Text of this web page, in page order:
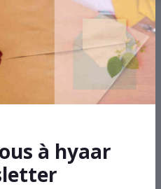
Products
moulant à manches longues
à hyaar